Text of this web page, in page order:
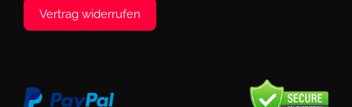
Vertrag widerrufen